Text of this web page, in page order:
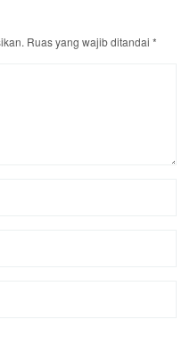
Ruas yang wajib ditandai *